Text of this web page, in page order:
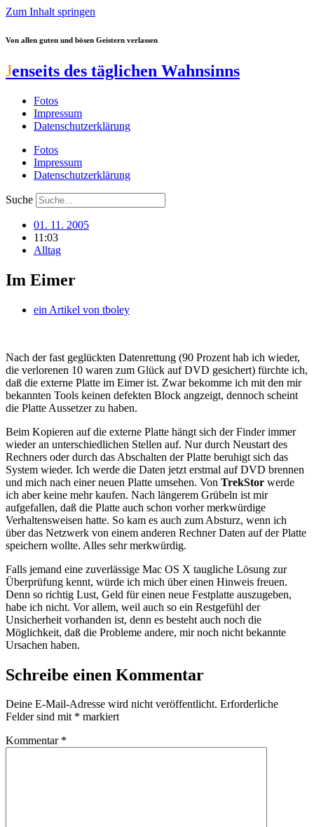
Zum Inhalt springen
Von allen guten und bösen Geistern verlassen
Jenseits des täglichen Wahnsinns
Fotos
Impressum
Datenschutzerklärung
Fotos
Impressum
Datenschutzerklärung
Suche
01. 11. 2005
11:03
Alltag
Im Eimer
ein Artikel von tboley
Nach der fast geglückten Datenrettung (90 Prozent hab ich wieder,
die verlorenen 10 waren zum Glück auf DVD gesichert) fürchte ich,
daß die externe Platte im Eimer ist. Zwar bekomme ich mit den mir
bekannten Tools keinen defekten Block angzeigt, dennoch scheint
die Platte Aussetzer zu haben.
Beim Kopieren auf die externe Platte hängt sich der Finder immer
wieder an unterschiedlichen Stellen auf. Nur durch Neustart des
Rechners oder durch das Abschalten der Platte beruhigt sich das
System wieder. Ich werde die Daten jetzt erstmal auf DVD brennen
und mich nach einer neuen Platte umsehen. Von TrekStor werde
ich aber keine mehr kaufen. Nach längerem Grübeln ist mir
aufgefallen, daß die Platte auch schon vorher merkwürdige
Verhaltensweisen hatte. So kam es auch zum Absturz, wenn ich
über das Netzwerk von einem anderen Rechner Daten auf der Platte
speichern wollte. Alles sehr merkwürdig.
Falls jemand eine zuverlässige Mac OS X taugliche Lösung zur
Überprüfung kennt, würde ich mich über einen Hinweis freuen.
Denn so richtig Lust, Geld für einen neue Festplatte auszugeben,
habe ich nicht. Vor allem, weil auch so ein Restgefühl der
Unsicherheit vorhanden ist, denn es besteht auch noch die
Möglichkeit, daß die Probleme andere, mir noch nicht bekannte
Ursachen haben.
Schreibe einen Kommentar
Deine E-Mail-Adresse wird nicht veröffentlicht. Erforderliche
Felder sind mit * markiert
Kommentar *